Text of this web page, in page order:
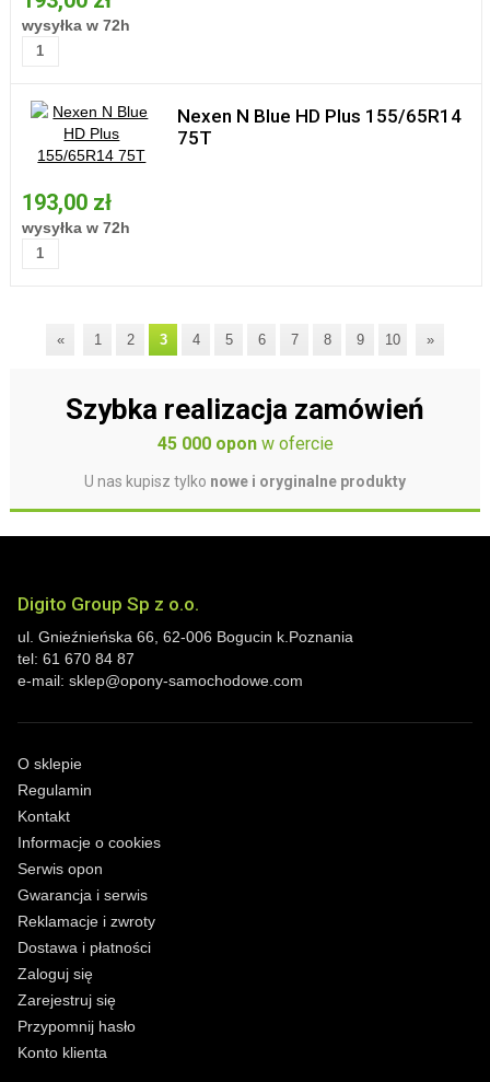
wysyłka w 72h
Nexen N Blue HD Plus 155/65R14
75T
193,00 zł
wysyłka w 72h
« 1 2 3 4 5 6 7 8 9 10 »
Szybka realizacja zamówień
45 000 oponw ofercie
U nas kupisz tylko nowe i oryginalne produkty
Digito Group Sp z o.o.
ul. Gnieźnieńska 66 62-006 Bogucin k.Poznania
tel: 61 670 84 87
e-mail: sklep@opony-samochodowe.com
O sklepie
Regulamin
Kontakt
Informacje o cookies
Serwis opon
Gwarancja i serwis
Reklamacje i zwroty
Dostawa i płatności
Zaloguj się
Zarejestruj się
Przypomnij hasło
Konto klienta